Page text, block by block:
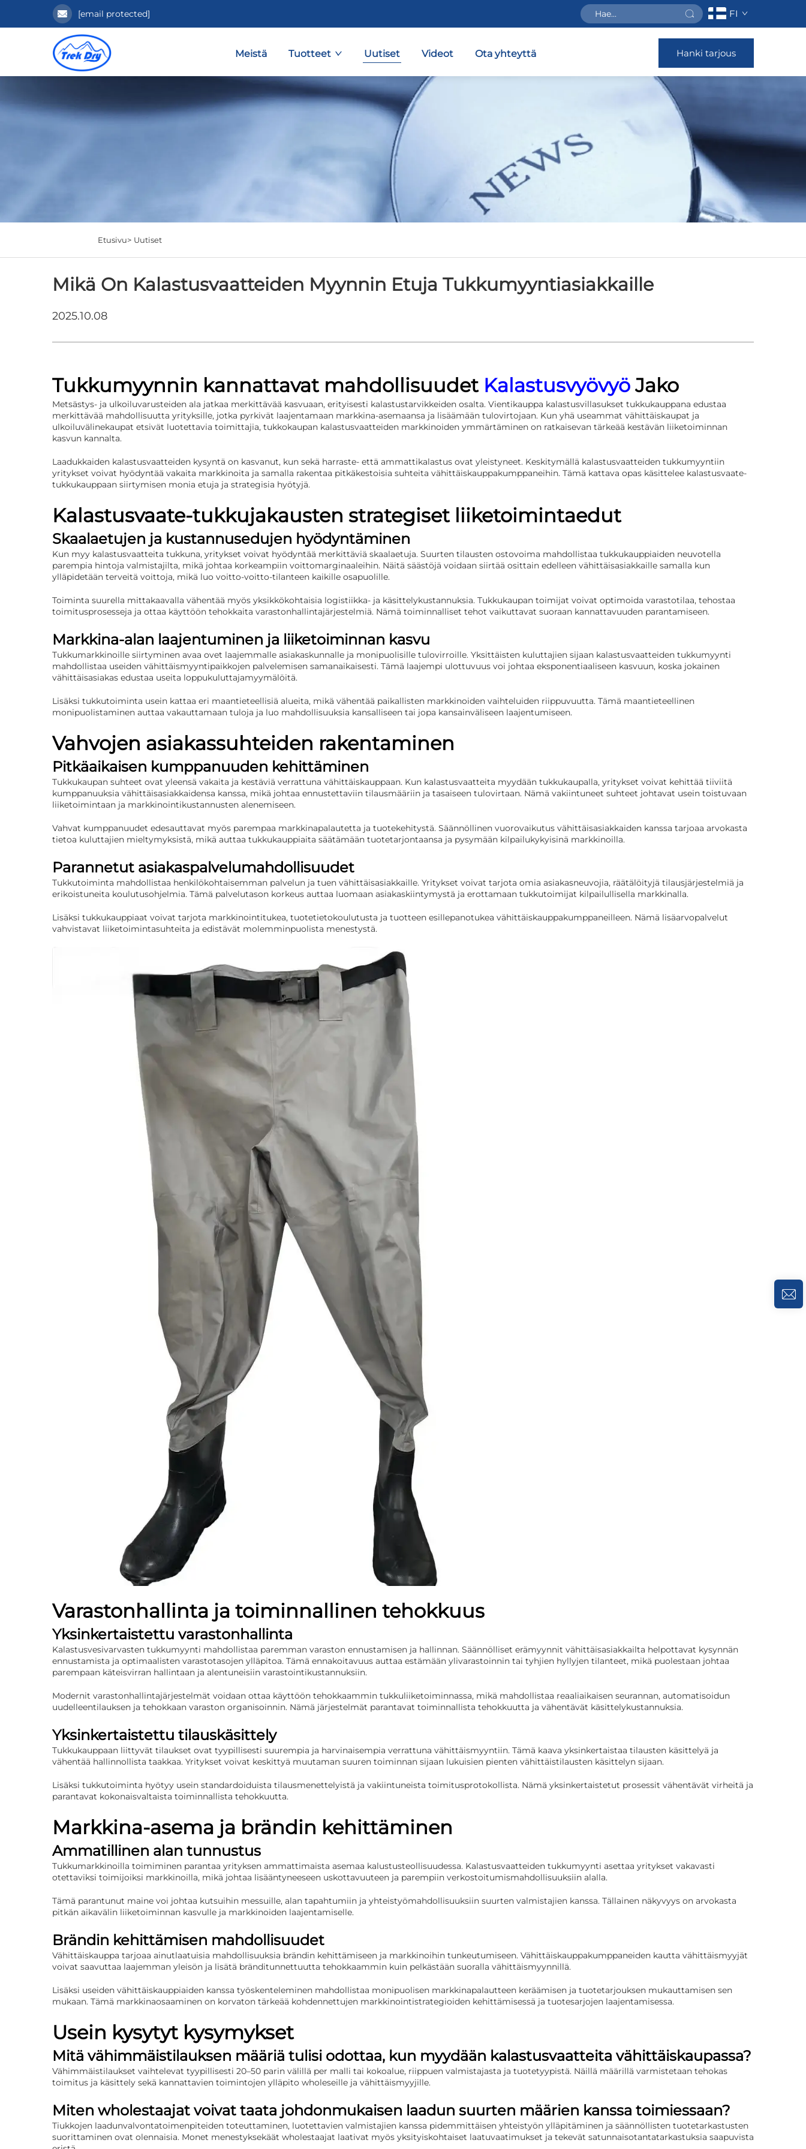
[email protected] FI
Meistä Tuotteet Uutiset Videot Ota yhteyttä Hanki tarjous
Etusivu> Uutiset
Mikä On Kalastusvaatteiden Myynnin Etuja Tukkumyyntiasiakkaille
2025.10.08
Tukkumyynnin kannattavat mahdollisuudet KalastusvyövyöJako
Metsästys- ja ulkoiluvarusteiden ala jatkaa merkittävää kasvuaan, erityisesti kalastustarvikkeiden osalta. Vientikauppa kalastusvillasukset tukkukauppana edustaa
merkittävää mahdollisuutta yrityksille, jotka pyrkivät laajentamaan markkina-asemaansa ja lisäämään tulovirtojaan. Kun yhä useammat vähittäiskaupat ja
ulkoiluvälinekaupat etsivät luotettavia toimittajia, tukkokaupan kalastusvaatteiden markkinoiden ymmärtäminen on ratkaisevan tärkeää kestävän liiketoiminnan
kasvun kannalta.
Laadukkaiden kalastusvaatteiden kysyntä on kasvanut, kun sekä harraste- että ammattikalastus ovat yleistyneet. Keskitymällä kalastusvaatteiden tukkumyyntiin
yritykset voivat hyödyntää vakaita markkinoita ja samalla rakentaa pitkäkestoisia suhteita vähittäiskauppakumppaneihin. Tämä kattava opas käsittelee kalastusvaate-
tukkukauppaan siirtymisen monia etuja ja strategisia hyötyjä.
Kalastusvaate-tukkujakausten strategiset liiketoimintaedut
Skaalaetujen ja kustannusedujen hyödyntäminen
Kun myy kalastusvaatteita tukkuna, yritykset voivat hyödyntää merkittäviä skaalaetuja. Suurten tilausten ostovoima mahdollistaa tukkukauppiaiden neuvotella
parempia hintoja valmistajilta, mikä johtaa korkeampiin voittomarginaaleihin. Näitä säästöjä voidaan siirtää osittain edelleen vähittäisasiakkaille samalla kun
ylläpidetään terveitä voittoja, mikä luo voitto-voitto-tilanteen kaikille osapuolille.
Toiminta suurella mittakaavalla vähentää myös yksikkökohtaisia logistiikka- ja käsittelykustannuksia. Tukkukaupan toimijat voivat optimoida varastotilaa, tehostaa
toimitusprosesseja ja ottaa käyttöön tehokkaita varastonhallintajärjestelmiä. Nämä toiminnalliset tehot vaikuttavat suoraan kannattavuuden parantamiseen.
Markkina-alan laajentuminen ja liiketoiminnan kasvu
Tukkumarkkinoille siirtyminen avaa ovet laajemmalle asiakaskunnalle ja monipuolisille tulovirroille. Yksittäisten kuluttajien sijaan kalastusvaatteiden tukkumyynti
mahdollistaa useiden vähittäismyyntipaikkojen palvelemisen samanaikaisesti. Tämä laajempi ulottuvuus voi johtaa eksponentiaaliseen kasvuun, koska jokainen
vähittäisasiakas edustaa useita loppukuluttajamyymälöitä.
Lisäksi tukkutoiminta usein kattaa eri maantieteellisiä alueita, mikä vähentää paikallisten markkinoiden vaihteluiden riippuvuutta. Tämä maantieteellinen
monipuolistaminen auttaa vakauttamaan tuloja ja luo mahdollisuuksia kansalliseen tai jopa kansainväliseen laajentumiseen.
Vahvojen asiakassuhteiden rakentaminen
Pitkäaikaisen kumppanuuden kehittäminen
Tukkukaupan suhteet ovat yleensä vakaita ja kestäviä verrattuna vähittäiskauppaan. Kun kalastusvaatteita myydään tukkukaupalla, yritykset voivat kehittää tiiviitä
kumppanuuksia vähittäisasiakkaidensa kanssa, mikä johtaa ennustettaviin tilausmääriin ja tasaiseen tulovirtaan. Nämä vakiintuneet suhteet johtavat usein toistuvaan
liiketoimintaan ja markkinointikustannusten alenemiseen.
Vahvat kumppanuudet edesauttavat myös parempaa markkinapalautetta ja tuotekehitystä. Säännöllinen vuorovaikutus vähittäisasiakkaiden kanssa tarjoaa arvokasta
tietoa kuluttajien mieltymyksistä, mikä auttaa tukkukauppiaita säätämään tuotetarjontaansa ja pysymään kilpailukykyisinä markkinoilla.
Parannetut asiakaspalvelumahdollisuudet
Tukkutoiminta mahdollistaa henkilökohtaisemman palvelun ja tuen vähittäisasiakkaille. Yritykset voivat tarjota omia asiakasneuvojia, räätälöityjä tilausjärjestelmiä ja
erikoistuneita koulutusohjelmia. Tämä palvelutason korkeus auttaa luomaan asiakaskiintymystä ja erottamaan tukkutoimijat kilpailullisella markkinalla.
Lisäksi tukkukauppiaat voivat tarjota markkinointitukea, tuotetietokoulutusta ja tuotteen esillepanotukea vähittäiskauppakumppaneilleen. Nämä lisäarvopalvelut
vahvistavat liiketoimintasuhteita ja edistävät molemminpuolista menestystä.
Varastonhallinta ja toiminnallinen tehokkuus
Yksinkertaistettu varastonhallinta
Kalastusvesivarvasten tukkumyynti mahdollistaa paremman varaston ennustamisen ja hallinnan. Säännölliset erämyynnit vähittäisasiakkailta helpottavat kysynnän
ennustamista ja optimaalisten varastotasojen ylläpitoa. Tämä ennakoitavuus auttaa estämään ylivarastoinnin tai tyhjien hyllyjen tilanteet, mikä puolestaan johtaa
parempaan käteisvirran hallintaan ja alentuneisiin varastointikustannuksiin.
Modernit varastonhallintajärjestelmät voidaan ottaa käyttöön tehokkaammin tukkuliiketoiminnassa, mikä mahdollistaa reaaliaikaisen seurannan, automatisoidun
uudelleentilauksen ja tehokkaan varaston organisoinnin. Nämä järjestelmät parantavat toiminnallista tehokkuutta ja vähentävät käsittelykustannuksia.
Yksinkertaistettu tilauskäsittely
Tukkukauppaan liittyvät tilaukset ovat tyypillisesti suurempia ja harvinaisempia verrattuna vähittäismyyntiin. Tämä kaava yksinkertaistaa tilausten käsittelyä ja
vähentää hallinnollista taakkaa. Yritykset voivat keskittyä muutaman suuren toiminnan sijaan lukuisien pienten vähittäistilausten käsittelyn sijaan.
Lisäksi tukkutoiminta hyötyy usein standardoiduista tilausmenettelyistä ja vakiintuneista toimitusprotokollista. Nämä yksinkertaistetut prosessit vähentävät virheitä ja
parantavat kokonaisvaltaista toiminnallista tehokkuutta.
Markkina-asema ja brändin kehittäminen
Ammatillinen alan tunnustus
Tukkumarkkinoilla toimiminen parantaa yrityksen ammattimaista asemaa kalustusteollisuudessa. Kalastusvaatteiden tukkumyynti asettaa yritykset vakavasti
otettaviksi toimijoiksi markkinoilla, mikä johtaa lisääntyneeseen uskottavuuteen ja parempiin verkostoitumismahdollisuuksiin alalla.
Tämä parantunut maine voi johtaa kutsuihin messuille, alan tapahtumiin ja yhteistyömahdollisuuksiin suurten valmistajien kanssa. Tällainen näkyvyys on arvokasta
pitkän aikavälin liiketoiminnan kasvulle ja markkinoiden laajentamiselle.
Brändin kehittämisen mahdollisuudet
Vähittäiskauppa tarjoaa ainutlaatuisia mahdollisuuksia brändin kehittämiseen ja markkinoihin tunkeutumiseen. Vähittäiskauppakumppaneiden kautta vähittäismyyjät
voivat saavuttaa laajemman yleisön ja lisätä bränditunnettuutta tehokkaammin kuin pelkästään suoralla vähittäismyynnillä.
Lisäksi useiden vähittäiskauppiaiden kanssa työskenteleminen mahdollistaa monipuolisen markkinapalautteen keräämisen ja tuotetarjouksen mukauttamisen sen
mukaan. Tämä markkinaosaaminen on korvaton tärkeää kohdennettujen markkinointistrategioiden kehittämisessä ja tuotesarjojen laajentamisessa.
Usein kysytyt kysymykset
Mitä vähimmäistilauksen määriä tulisi odottaa, kun myydään kalastusvaatteita vähittäiskaupassa?
Vähimmäistilaukset vaihtelevat tyypillisesti 20–50 parin välillä per malli tai kokoalue, riippuen valmistajasta ja tuotetyypistä. Näillä määrillä varmistetaan tehokas
toimitus ja käsittely sekä kannattavien toimintojen ylläpito wholeseille ja vähittäismyyjille.
Miten wholestaajat voivat taata johdonmukaisen laadun suurten määrien kanssa toimiessaan?
Tiukkojen laadunvalvontatoimenpiteiden toteuttaminen, luotettavien valmistajien kanssa pidemmittäisen yhteistyön ylläpitäminen ja säännöllisten tuotetarkastusten
suorittaminen ovat olennaisia. Monet menestyksekäät wholestaajat laativat myös yksityiskohtaiset laatuvaatimukset ja tekevät satunnaisotantatarkastuksia saapuvista